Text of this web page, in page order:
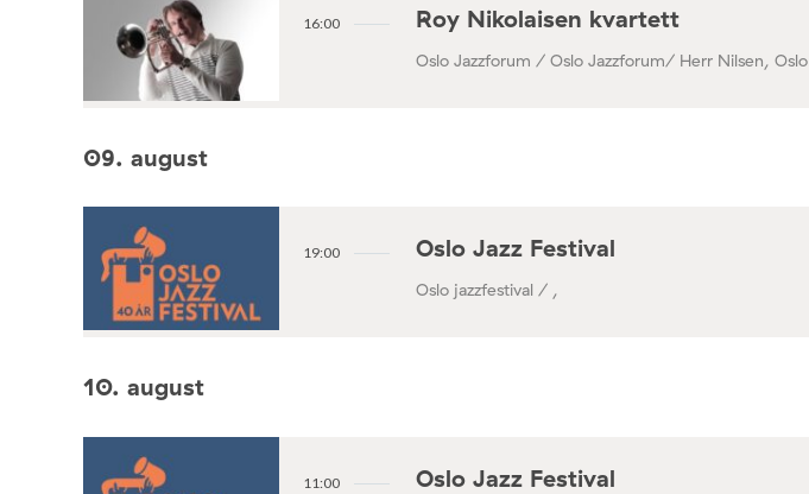
16:00 Roy Nikolaisen kvartett
Oslo Jazzforum / Oslo Jazzforum/ Herr Nilsen, Oslo
09. august
19:00 Oslo Jazz Festival
Oslo jazzfestival / ,
10. august
11:00 Oslo Jazz Festival